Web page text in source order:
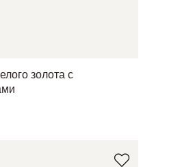
золота с